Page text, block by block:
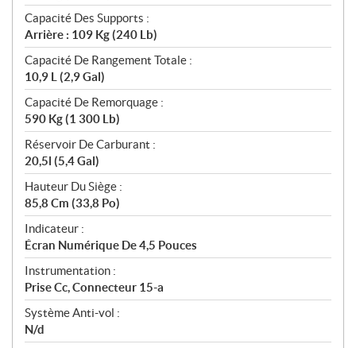
Capacité Des Supports :
Arrière : 109 Kg (240 Lb)
Capacité De Rangement Totale :
10,9 L (2,9 Gal)
Capacité De Remorquage :
590 Kg (1 300 Lb)
Réservoir De Carburant :
20,5l (5,4 Gal)
Hauteur Du Siège :
85,8 Cm (33,8 Po)
Indicateur :
Écran Numérique De 4,5 Pouces
Instrumentation :
Prise Cc, Connecteur 15-a
Système Anti-vol :
N/d